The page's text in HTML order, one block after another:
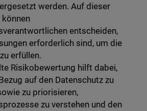
werden. Auf dieser
können
entscheiden,
erforderlich sind, um die
erfüllen.
Risikobewertung hilft dabei,
auf den Datenschutz zu
zu priorisieren,
zu verstehen und den